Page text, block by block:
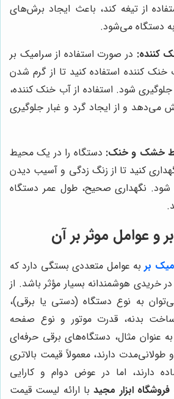
از تیغه کند، باعث ایجاد برش‌های
دستگاه می‌شود.
کننده: در صورت استفاده از سرامیک بر
خنک کننده استفاده کنید تا از گرم شدن
شود. استفاده از آب خنک کننده،
می‌دهد و از ایجاد گرد و غبار جلوگیری
خشک و خنک: دستگاه را در یک محیط
کنید تا از زنگ زدگی و آسیب دیدن
نگهداری صحیح، طول عمر دستگاه
و عوامل موثر بر آن
بر به عوامل متعددی بستگی دارد که
خریدی هوشمندانه بسیار مؤثر باشد. از
به نوع دستگاه (دستی یا برقی)،
ساخت بدنه، قدرت موتور و نوع صفحه
عنوان مثال، دستگاه‌های برقی حرفه‌ای
دارند، معمولاً قیمت بالاتری
دارند، اما در عوض دوام و کارایی
فروشگاه ابزار مجیدبا ارائه لیست قیمت